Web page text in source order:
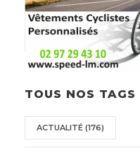
TOUS NOS TAGS
ACTUALITÉ (176)